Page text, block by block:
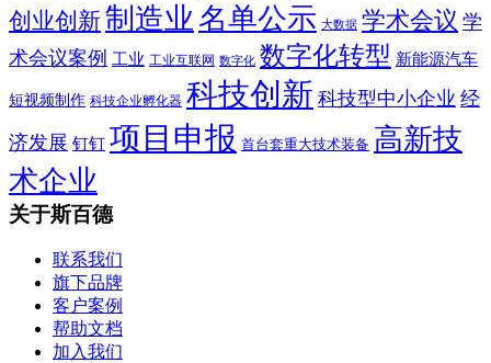
创业创新制造业 名单公示 大数据 学术会议 学
术会议案例 工业 工业互联网 数字化 数字化转型 新能源汽车
短视频制作 科技企业孵化器 科技创新 科技型中小企业 经
济发展 钉钉 项目申报 首台套重大技术装备 高新技
术企业
关于斯百德
联系我们
旗下品牌
客户案例
帮助文档
加入我们